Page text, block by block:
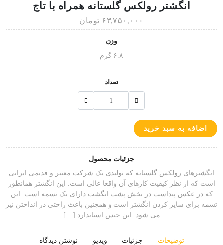
انگشتر رولکس گلستانه همراه با تاج
۶۳,۷۵۰,۰۰۰ تومان
وزن
۶.۸ گرم
تعداد
اضافه به سبد خرید
جزئیات محصول
انگشترهای رولکس گلستانه که تولیدی یک شرکت معتبر و قدیمی ایرانی
است که از نظر کیفیت کارهای آن واقعا عالی است. این انگشتر همانطور
که در عکس پیداست در بخش پشت انگشت دارای یک تسمه است. این
تسمه برای سایز کردن انگشتر است و همچنین باعث راحتی در انداختن نیز
می شود. این جنس استاندارد […]
توضیحات جزئیات ویدیو نوشتن دیدگاه